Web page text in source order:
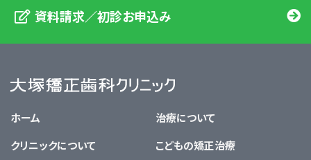
資料請求／初診お申込み
ホーム
クリニックについて
治療について
こどもの矯正治療